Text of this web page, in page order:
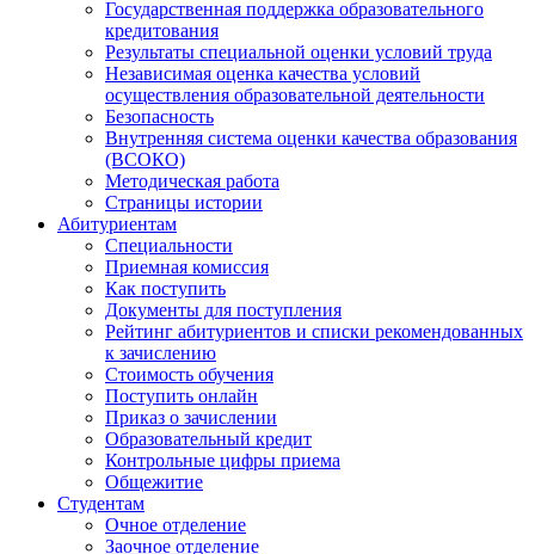
Государственная поддержка образовательного
кредитования
Результаты специальной оценки условий труда
Независимая оценка качества условий
осуществления образовательной деятельности
Безопасность
Внутренняя система оценки качества образования
(ВСОКО)
Методическая работа
Страницы истории
Абитуриентам
Специальности
Приемная комиссия
Как поступить
Документы для поступления
Рейтинг абитуриентов и списки рекомендованных
к зачислению
Стоимость обучения
Поступить онлайн
Приказ о зачислении
Образовательный кредит
Контрольные цифры приема
Общежитие
Студентам
Очное отделение
Заочное отделение